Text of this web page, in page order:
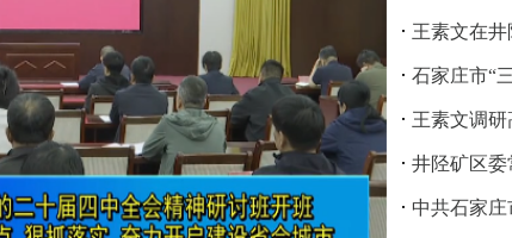
· 王素文在
· 石家庄市“
· 王素文调
· 井陉矿区委
· 中共石家